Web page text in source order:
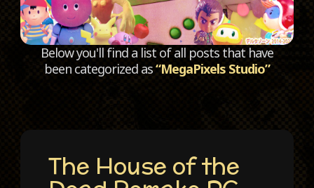
Below you'll find a list of all posts that have
been categorized as“MegaPixels Studio”
The House of the